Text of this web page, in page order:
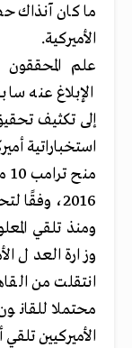
ما كان آنذاك
الأميركية.
علم
إلى تكثيف
استخباراتية
2016، وفقًا لتحقيق أجرته صحيفة واشنطن بوست.
ومنذ تلقي
وزارة العدل
انتقلت من
محتملا
الأميركيين